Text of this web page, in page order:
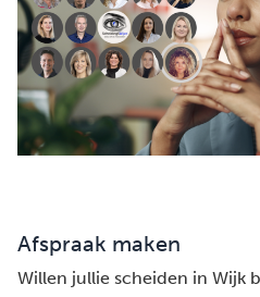
Afspraak maken
Willen jullie scheiden in Wijk